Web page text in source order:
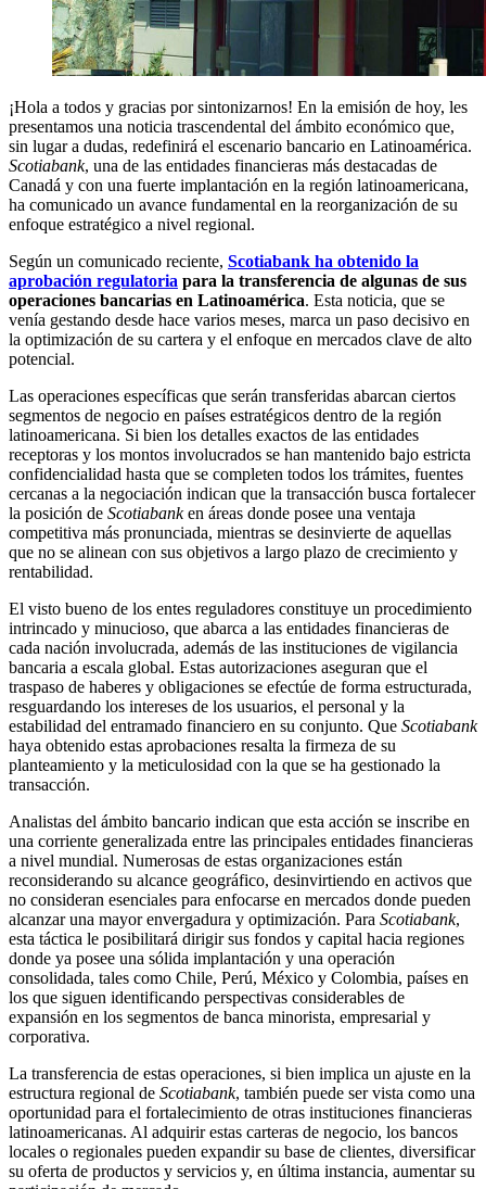
¡Hola a todos y gracias por sintonizarnos! En la emisión de hoy, les
presentamos una noticia trascendental del ámbito económico que,
sin lugar a dudas, redefinirá el escenario bancario en Latinoamérica.
Scotiabank, una de las entidades financieras más destacadas de
Canadá y con una fuerte implantación en la región latinoamericana,
ha comunicado un avance fundamental en la reorganización de su
enfoque estratégico a nivel regional.
Según un comunicado reciente, Scotiabank ha obtenido la
aprobación regulatoria para la transferencia de algunas de sus
operaciones bancarias en Latinoamérica. Esta noticia, que se
venía gestando desde hace varios meses, marca un paso decisivo en
la optimización de su cartera y el enfoque en mercados clave de alto
potencial.
Las operaciones específicas que serán transferidas abarcan ciertos
segmentos de negocio en países estratégicos dentro de la región
latinoamericana. Si bien los detalles exactos de las entidades
receptoras y los montos involucrados se han mantenido bajo estricta
confidencialidad hasta que se completen todos los trámites, fuentes
cercanas a la negociación indican que la transacción busca fortalecer
la posición de Scotiabanken áreas donde posee una ventaja
competitiva más pronunciada, mientras se desinvierte de aquellas
que no se alinean con sus objetivos a largo plazo de crecimiento y
rentabilidad.
El visto bueno de los entes reguladores constituye un procedimiento
intrincado y minucioso, que abarca a las entidades financieras de
cada nación involucrada, además de las instituciones de vigilancia
bancaria a escala global. Estas autorizaciones aseguran que el
traspaso de haberes y obligaciones se efectúe de forma estructurada,
resguardando los intereses de los usuarios, el personal y la
estabilidad del entramado financiero en su conjunto. Que Scotiabank
haya obtenido estas aprobaciones resalta la firmeza de su
planteamiento y la meticulosidad con la que se ha gestionado la
transacción.
Analistas del ámbito bancario indican que esta acción se inscribe en
una corriente generalizada entre las principales entidades financieras
a nivel mundial. Numerosas de estas organizaciones están
reconsiderando su alcance geográfico, desinvirtiendo en activos que
no consideran esenciales para enfocarse en mercados donde pueden
alcanzar una mayor envergadura y optimización. Para Scotiabank,
esta táctica le posibilitará dirigir sus fondos y capital hacia regiones
donde ya posee una sólida implantación y una operación
consolidada, tales como Chile, Perú, México y Colombia, países en
los que siguen identificando perspectivas considerables de
expansión en los segmentos de banca minorista, empresarial y
corporativa.
La transferencia de estas operaciones, si bien implica un ajuste en la
estructura regional de Scotiabank, también puede ser vista como una
oportunidad para el fortalecimiento de otras instituciones financieras
latinoamericanas. Al adquirir estas carteras de negocio, los bancos
locales o regionales pueden expandir su base de clientes, diversificar
su oferta de productos y servicios y, en última instancia, aumentar su